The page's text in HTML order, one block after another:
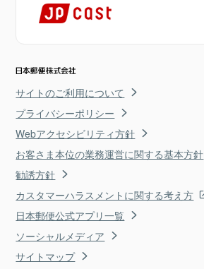
サイトのご利用について
プライバシーポリシー
Webアクセシビリティ方針
お客さま本位の業務運営に関する基本方針
勧誘方針
カスタマーハラスメントに関する考え方
日本郵便公式アプリ一覧
ソーシャルメディア
サイトマップ